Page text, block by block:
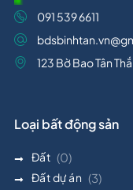
091 539 6611
123 Bờ Bao Tân
Loại bất động sản
Đất (0)
Đất dự án (3)